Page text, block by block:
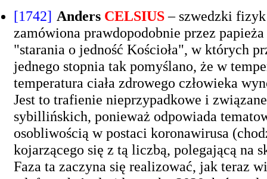
[1742] Anders CELSIUS– szwedzki fizyk
zamówiona prawdopodobnie przez
"starania o jedność Kościoła", w których
jednego stopnia tak pomyślano, że w
temperatura ciała zdrowego człowieka
Jest to trafienie nieprzypadkowe i
sybillińskich, ponieważ odpowiada
osobliwością w postaci koronawirusa
kojarzącego się z tą liczbą, polegającą na
Faza ta zaczyna się realizować, jak teraz